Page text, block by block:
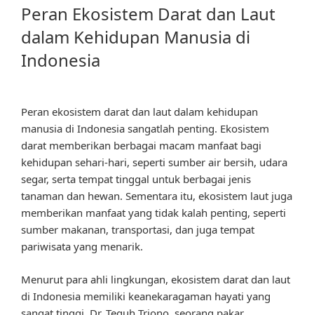
Peran Ekosistem Darat dan Laut
dalam Kehidupan Manusia di
Indonesia
Peran ekosistem darat dan laut dalam kehidupan
manusia di Indonesia sangatlah penting. Ekosistem
darat memberikan berbagai macam manfaat bagi
kehidupan sehari-hari, seperti sumber air bersih, udara
segar, serta tempat tinggal untuk berbagai jenis
tanaman dan hewan. Sementara itu, ekosistem laut juga
memberikan manfaat yang tidak kalah penting, seperti
sumber makanan, transportasi, dan juga tempat
pariwisata yang menarik.
Menurut para ahli lingkungan, ekosistem darat dan laut
di Indonesia memiliki keanekaragaman hayati yang